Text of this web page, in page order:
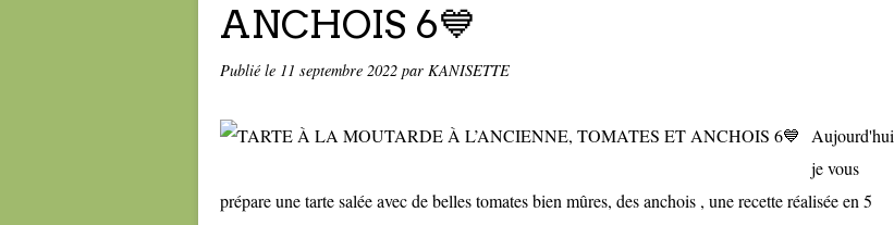
ANCHOIS 6💙
Publié le 11 septembre 2022 par KANISETTE
Aujourd'hui
je vous
prépare une tarte salée avec de belles tomates bien mûres, des anchois , une recette réalisée en 5